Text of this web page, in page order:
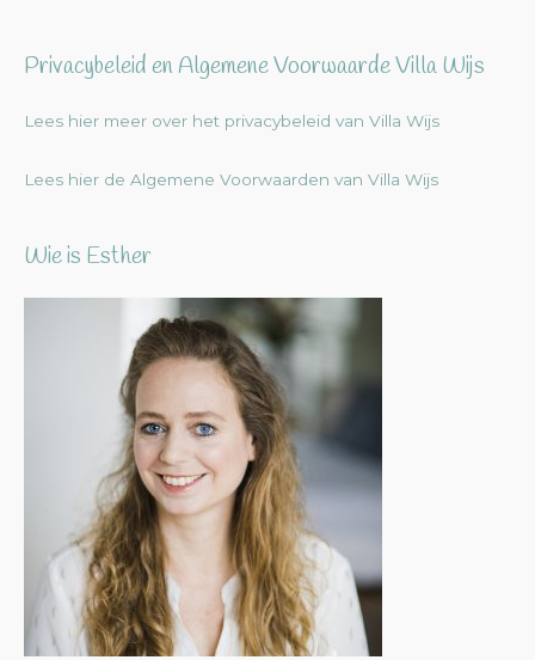
Privacybeleid en Algemene Voorwaarde Villa Wijs
Lees hier meer over het privacybeleid van Villa Wijs
Lees hier de Algemene Voorwaarden van Villa Wijs
Wie is Esther